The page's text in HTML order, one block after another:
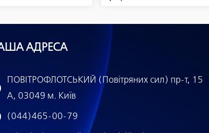
АДРЕСА
ПОВІТРОФЛОТСЬКИЙ (Повітряних сил) пр-т, 15
А, 03049 м. Київ
(044)465-00-79